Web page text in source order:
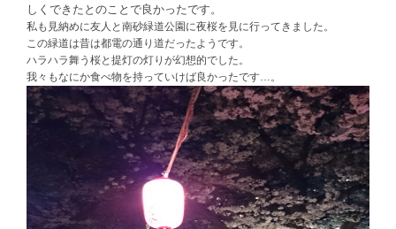
しくできたとのことで良かったです。
私も見納めに友人と南砂緑道公園に夜桜を見に行ってきました。
この緑道は昔は都電の通り道だったようです。
ハラハラ舞う桜と提灯の灯りが幻想的でした。
我々もなにか食べ物を持っていけば良かったです…。